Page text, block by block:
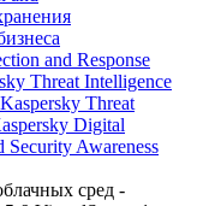
and Response
Threat Intelligence
Kaspersky Threat
Digital
Security Awareness
сред -